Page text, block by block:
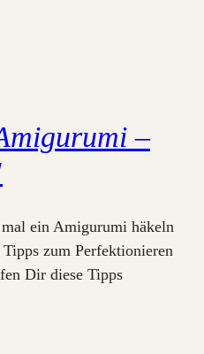
–
ein Amigurumi häkeln
zum Perfektionieren
Dir diese Tipps